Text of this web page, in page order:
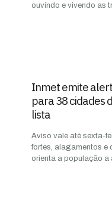
ouvindo e vivendo as
Inmet emite
para 38 cidades
lista
Aviso vale até sexta-
fortes, alagamentos e
orienta a população a